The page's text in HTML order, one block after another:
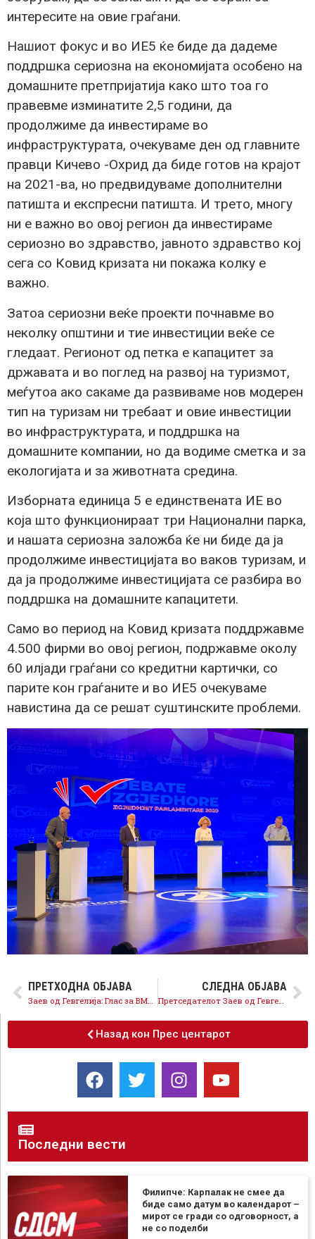
интересите на овие граѓани.
Нашиот фокус и во ИЕ5 ќе биде да дадеме
поддршка сериозна на економијата особено на
домашните претпријатија како што тоа го
правевме изминатите 2,5 години, да
продолжиме да инвестираме во
инфраструктурата, очекуваме ден од главните
правци Кичево -Охрид да биде готов на крајот
на 2021-ва, но предвидуваме дополнителни
патишта и експресни патишта. И трето, многу
ни е важно во овој регион да инвестираме
сериозно во здравство, јавното здравство кој
сега со Ковид кризата ни покажа колку е
важно.
Затоа сериозни веќе проекти почнавме во
неколку општини и тие инвестиции веќе се
гледаат. Регионот од петка е капацитет за
државата и во поглед на развој на туризмот,
меѓутоа ако сакаме да развиваме нов модерен
тип на туризам ни требаат и овие инвестиции
во инфраструктурата, и поддршка на
домашните компании, но да водиме сметка и за
екологијата и за животната средина.
Изборната единица 5 е единствената ИЕ во
која што функционираат три Национални парка,
и нашата сериозна заложба ќе ни биде да ја
продолжиме инвестицијата во ваков туризам, и
да ја продолжиме инвестицијата се разбира во
поддршка на домашните капацитети.
Само во период на Ковид кризата поддржавме
4.500 фирми во овој регион, подржавме околу
60 илјади граѓани со кредитни картички, со
парите кон граѓаните и во ИЕ5 очекуваме
навистина да се решат суштинските проблеми.
ПРЕТХОДНА ОБЈАВА
Заев од Гевгелија: Глас за ВМРО-ДПМНЕ е глас за враќање на рудниците, обнова му треба на ВМРО-ДПМНЕ, а не на државата, таа се обновува!
СЛЕДНА ОБЈАВА
Претседателот Заев од Гевгелија: Нова македонска економија обезбедува уште повеќе пари назад кај граѓаните и компаниите!
Назад кон Прес центарот
Последни вести
Филипче: Карпалак не смее да
биде само датум во календарот –
мирот се гради со одговорност, а
не со поделби